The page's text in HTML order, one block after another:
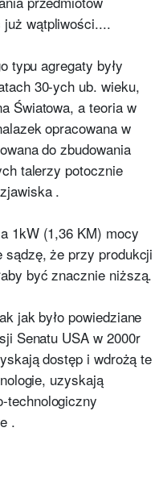
wątpliwości....
typu agregaty były
30-ych ub. wieku,
Światowa, a teoria w
opracowana w
do zbudowania
talerzy potocznie
.
1kW (1,36 KM) mocy
sądzę, że przy produkcji
być znacznie niższą.
jak było powiedziane
Senatu USA w 2000r
dostęp i wdrożą te
uzyskają
technologiczny
.